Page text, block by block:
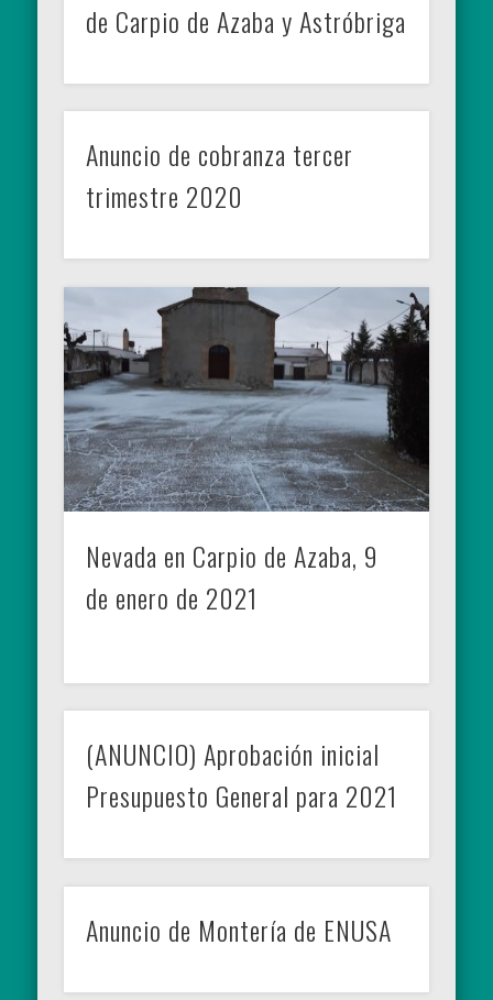
de Carpio de Azaba y Astróbriga
Anuncio de cobranza tercer
trimestre 2020
Nevada en Carpio de Azaba, 9
de enero de 2021
(ANUNCIO) Aprobación inicial
Presupuesto General para 2021
Anuncio de Montería de ENUSA